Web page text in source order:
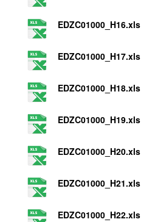
EDZC01000_H16.xls
EDZC01000_H17.xls
EDZC01000_H18.xls
EDZC01000_H19.xls
EDZC01000_H20.xls
EDZC01000_H21.xls
EDZC01000_H22.xls